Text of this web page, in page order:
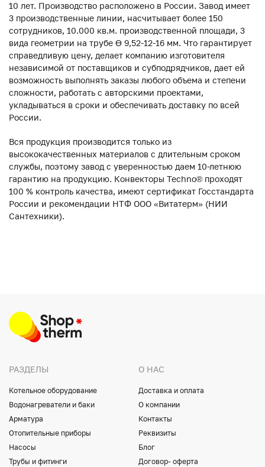
10 лет. Производство расположено в России. Завод имеет
3 производственные линии, насчитывает более 150
сотрудников, 10.000 кв.м. производственной площади, 3
вида геометрии на трубе ϴ 9,52-12-16 мм. Что гарантирует
справедливую цену, делает компанию изготовителя
независимой от поставщиков и субподрядчиков, дает ей
возможность выполнять заказы любого объема и степени
сложности, работать с авторскими проектами,
укладываться в сроки и обеспечивать доставку по всей
России.
Вся продукция производится только из
высококачественных материалов с длительным сроком
службы, поэтому завод с уверенностью даем 10-летнюю
гарантию на продукцию. Конвекторы Techno® проходят
100 % контроль качества, имеют сертификат Госстандарта
России и рекомендации НТФ ООО «Витатерм» (НИИ
Сантехники).
РАЗДЕЛЫ
Котельное оборудование
Водонагреватели и баки
Арматура
Отопительные приборы
Насосы
Трубы и фитинги
О НАС
Доставка и оплата
О компании
Контакты
Реквизиты
Блог
Договор- оферта